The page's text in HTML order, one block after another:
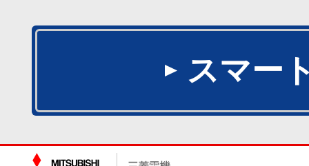
スマー